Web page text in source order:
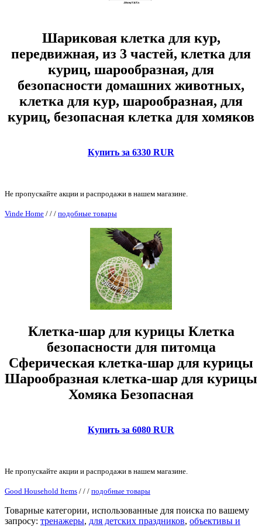
Шариковая клетка для кур,
передвижная, из 3 частей, клетка для
куриц, шарообразная, для
безопасности домашних животных,
клетка для кур, шарообразная, для
куриц, безопасная клетка для хомяков
Купить за 6330 RUR
Не пропускайте акции и распродажи в нашем магазине.
Vinde Home / / / подобные товары
Клетка-шар для курицы Клетка
безопасности для питомца
Сферическая клетка-шар для курицы
Шарообразная клетка-шар для курицы
Хомяка Безопасная
Купить за 6080 RUR
Не пропускайте акции и распродажи в нашем магазине.
Good Household Items / / / подобные товары
Товарные категории, использованные для поиска по вашему
запросу: тренажеры, для детских праздников, объективы и